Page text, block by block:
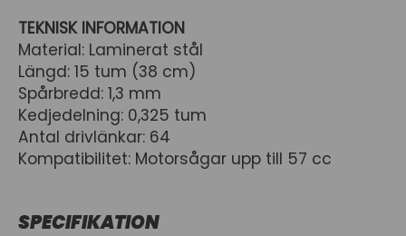
TEKNISK INFORMATION
Material: Laminerat stål
Längd: 15 tum (38 cm)
Spårbredd: 1,3 mm
Kedjedelning: 0,325 tum
Antal drivlänkar: 64
Kompatibilitet: Motorsågar upp till 57 cc
SPECIFIKATION